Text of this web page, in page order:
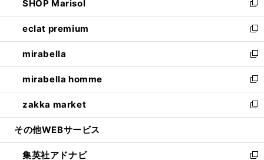
く
で
開
く
ド
ウ
で
開
く
ィ
ン
ド
ウ
で
開
く
い
ウ
ィ
ン
ド
ウ
で
開
く
SHOP Marisol
新
し
い
ウ
ィ
ン
ド
ウ
で
開
eclat premium
新
し
い
ウ
ィ
ン
ド
ウ
開
く
mirabella
新
し
い
ウ
ィ
ン
ウ
で
mirabella homme
新
し
い
ウ
ン
ド
zakka market
新
し
ウ
ィ
その他WEBサービス
集英社アドナビ 新